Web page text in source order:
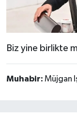
Biz yine birlikte
Muhabir: Müjgan